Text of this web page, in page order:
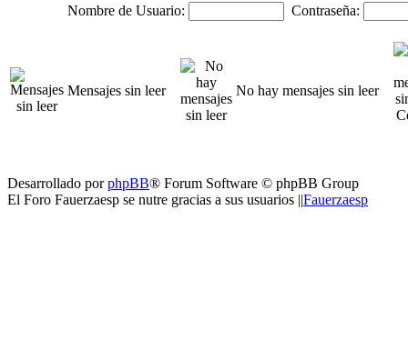
Nombre de Usuario: Contraseña:
Mensajes sin leer No hay mensajes sin leer
Desarrollado porphpBB® Forum Software © phpBB Group
El Foro Fauerzaesp se nutre gracias a sus usuarios ||Fauerzaesp